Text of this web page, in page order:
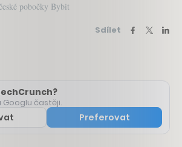
pobočky Bybit
Sdílet
častěji.
Preferovat